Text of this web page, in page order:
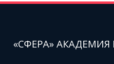
«СФЕРА»